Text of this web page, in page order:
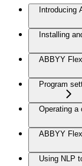
Introducing
Installing
ABBYY
Program
Operating a
ABBYY
Using NLP